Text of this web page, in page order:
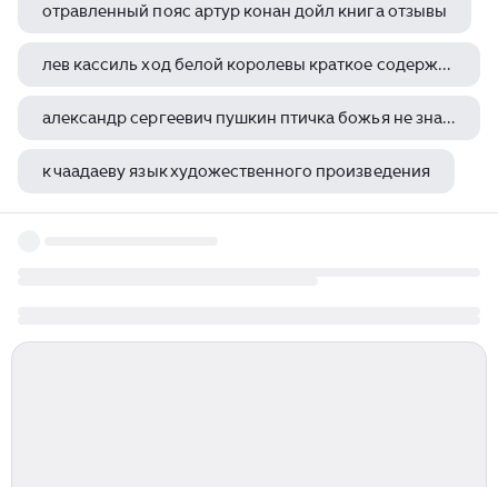
отравленный пояс артур конан дойл книга отзывы
лев кассиль ход белой королевы краткое содержание
александр сергеевич пушкин птичка божья не знает
к чаадаеву язык художественного произведения